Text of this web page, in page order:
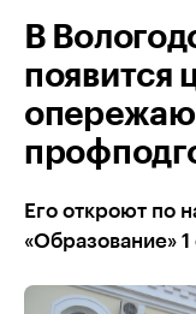
В
появится
Его откроют по
«Образование» 1